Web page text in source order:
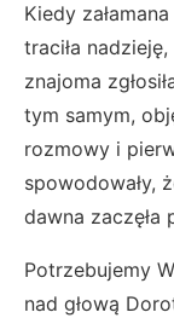
Kiedy
traciła
znajoma
tym samym,
rozmowy i
spowodowały,
dawna zaczęła
Potrzebujemy
nad głową